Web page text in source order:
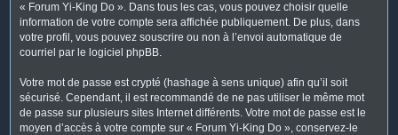
« Forum Yi-King Do ». Dans tous les cas, vous pouvez choisir quelle
information de votre compte sera affichée publiquement. De plus, dans
votre profil, vous pouvez souscrire ou non à l’envoi automatique de
courriel par le logiciel phpBB.
Votre mot de passe est crypté (hashage à sens unique) afin qu’il soit
sécurisé. Cependant, il est recommandé de ne pas utiliser le même mot
de passe sur plusieurs sites Internet différents. Votre mot de passe est le
moyen d’accès à votre compte sur « Forum Yi-King Do », conservez-le